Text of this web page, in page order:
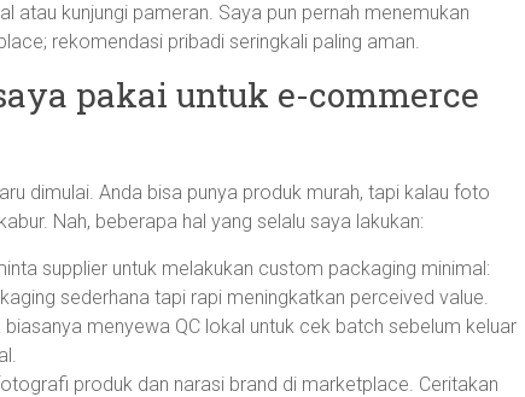
atau kunjungi pameran. Saya pun pernah menemukan
rekomendasi pribadi seringkali paling aman.
pakai untuk e-commerce
dimulai. Anda bisa punya produk murah, tapi kalau foto
Nah, beberapa hal yang selalu saya lakukan:
supplier untuk melakukan custom packaging minimal:
sederhana tapi rapi meningkatkan perceived value.
menyewa QC lokal untuk cek batch sebelum keluar
produk dan narasi brand di marketplace. Ceritakan